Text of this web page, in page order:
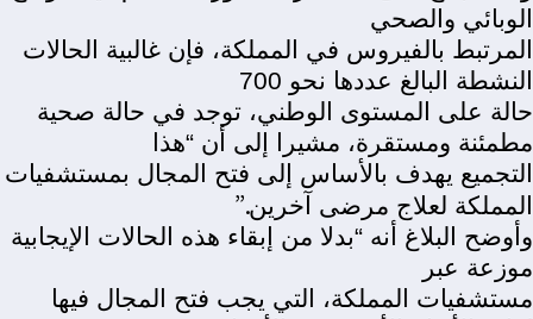
الوبائي والصحي
المرتبط بالفيروس في المملكة، فإن غالبية الحالات
النشطة البالغ عددها نحو 700
حالة على المستوى الوطني، توجد في حالة صحية
مطمئنة ومستقرة، مشيرا إلى أن “هذا
التجميع يهدف بالأساس إلى فتح المجال بمستشفيات
المملكة لعلاج مرضى آخرين”.
وأوضح البلاغ أنه “بدلا من إبقاء هذه الحالات الإيجابية
موزعة عبر
مستشفيات المملكة، التي يجب فتح المجال فيها